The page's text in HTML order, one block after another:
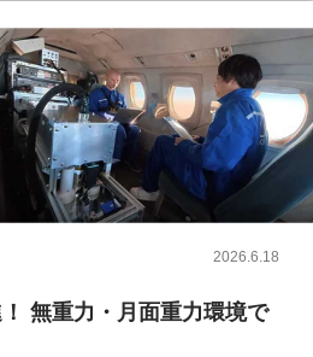
2026.6.18
無重力・月面重力環境で